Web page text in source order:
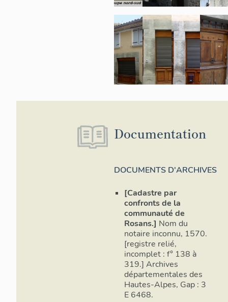
Documentation
DOCUMENTS D'ARCHIVES
[Cadastre par
confronts de la
communauté de
Rosans.] Nom du
notaire inconnu, 1570.
[registre relié,
incomplet : f° 138 à
319.] Archives
départementales des
Hautes-Alpes, Gap : 3
E 6468.